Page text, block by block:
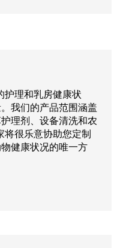
护理和乳房健康状
我们的产品范围涵盖
理剂、设备清洗和农
将很乐意协助您定制
健康状况的唯一方